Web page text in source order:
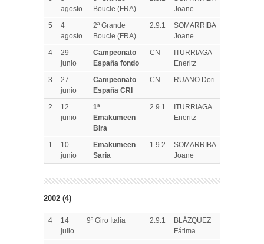
agosto
Boucle (FRA)
Joane
5
4
agosto
2ª Grande
Boucle (FRA)
2.9.1
SOMARRIBA
Joane
4
29
junio
Campeonato
España fondo
CN
ITURRIAGA
Eneritz
3
27
junio
Campeonato
España CRI
CN RUANO Dori
2
12
junio
1ª
Emakumeen
Bira
2.9.1
ITURRIAGA
Eneritz
1
10
junio
Emakumeen
Saria
1.9.2
SOMARRIBA
Joane
2002 (4)
4
14
julio
9ª Giro Italia 2.9.1
BLÁZQUEZ
Fátima